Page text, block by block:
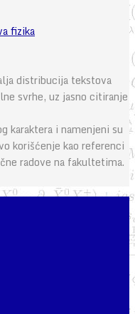
fizika
distribucija tekstova
svrhe, uz jasno citiranje
karaktera i namenjeni su
korišćenje kao referenci
radove na fakultetima.